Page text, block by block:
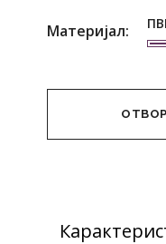
Материјал: